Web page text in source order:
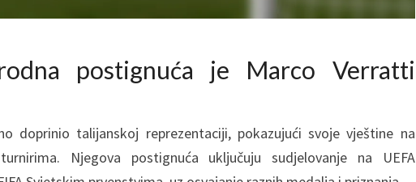
postignuća je Marco Verratti
doprinio talijanskoj reprezentaciji, pokazujući svoje vještine na
Njegova postignuća uključuju sudjelovanje na UEFA